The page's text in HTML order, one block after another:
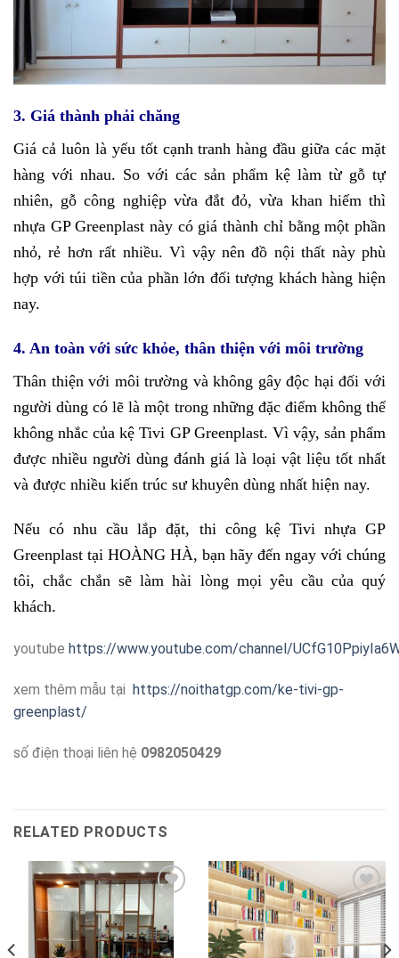
3. Giá thành phải chăng
Giá cả luôn là yếu tốt cạnh tranh hàng đầu giữa các mặt
hàng với nhau. So với các sản phẩm kệ làm từ gỗ tự
nhiên, gỗ công nghiệp vừa đắt đỏ, vừa khan hiếm thì
nhựa GP Greenplast này có giá thành chỉ bằng một phần
nhỏ, rẻ hơn rất nhiều. Vì vậy nên đồ nội thất này phù
hợp với túi tiền của phần lớn đối tượng khách hàng hiện
nay.
4. An toàn với sức khỏe, thân thiện với môi trường
Thân thiện với môi trường và không gây độc hại đối với
người dùng có lẽ là một trong những đặc điểm không thể
không nhắc của kệ Tivi GP Greenplast. Vì vậy, sản phẩm
được nhiều người dùng đánh giá là loại vật liệu tốt nhất
và được nhiều kiến trúc sư khuyên dùng nhất hiện nay.
Nếu có nhu cầu lắp đặt, thi công kệ Tivi nhựa GP
Greenplast tại HOÀNG HÀ, bạn hãy đến ngay với chúng
tôi, chắc chắn sẽ làm hài lòng mọi yêu cầu của quý
khách.
youtube https://www.youtube.com/channel/
xem thêm mẫu tại https://noithatgp.com/ke-tivi-gp-
greenplast/
số điện thoại liên hệ 0982050429
RELATED PRODUCTS
danh
sách
Lưu
vào
danh
sách